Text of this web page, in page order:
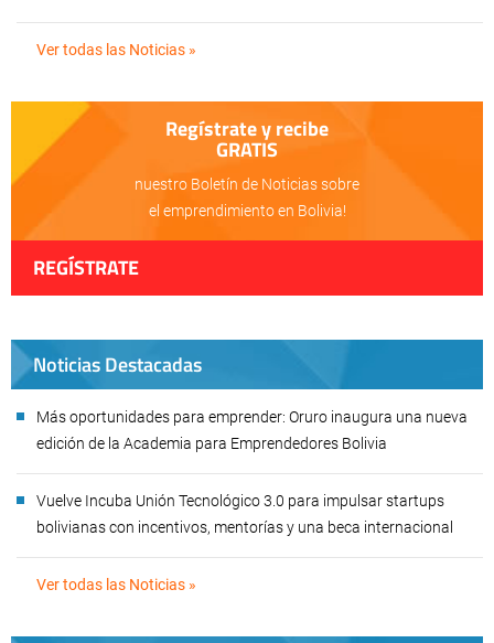
Ver todas las Noticias »
Regístrate y recibe
GRATIS
nuestro Boletín de Noticias sobre
el emprendimiento en Bolivia!
REGÍSTRATE
Noticias Destacadas
Más oportunidades para emprender: Oruro inaugura una nueva
edición de la Academia para Emprendedores Bolivia
Vuelve Incuba Unión Tecnológico 3.0 para impulsar startups
bolivianas con incentivos, mentorías y una beca internacional
Ver todas las Noticias »